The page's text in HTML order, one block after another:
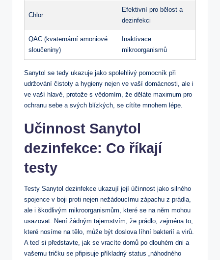
Chlor
Efektivní pro bělost a
dezinfekci
QAC (kvaternární amoniové
sloučeniny)
Inaktivace
mikroorganismů
Sanytol se tedy ukazuje jako spolehlivý pomocník při
udržování čistoty a hygieny nejen ve vaší domácnosti, ale i
ve vaší hlavě, protože s vědomím, že děláte maximum pro
ochranu sebe a svých blízkých, se cítíte mnohem lépe.
Učinnost Sanytol
dezinfekce: Co říkají
testy
Testy Sanytol dezinfekce ukazují její účinnost jako silného
spojence v boji proti nejen nežádoucímu zápachu z prádla,
ale i škodlivým mikroorganismům, které se na něm mohou
usazovat. Není žádným tajemstvím, že prádlo, zejména to,
které nosíme na tělo, může být doslova líhní bakterií a virů.
A teď si představte, jak se vracíte domů po dlouhém dni a
vašemu tričku se připisuje příkladný status „náhodného